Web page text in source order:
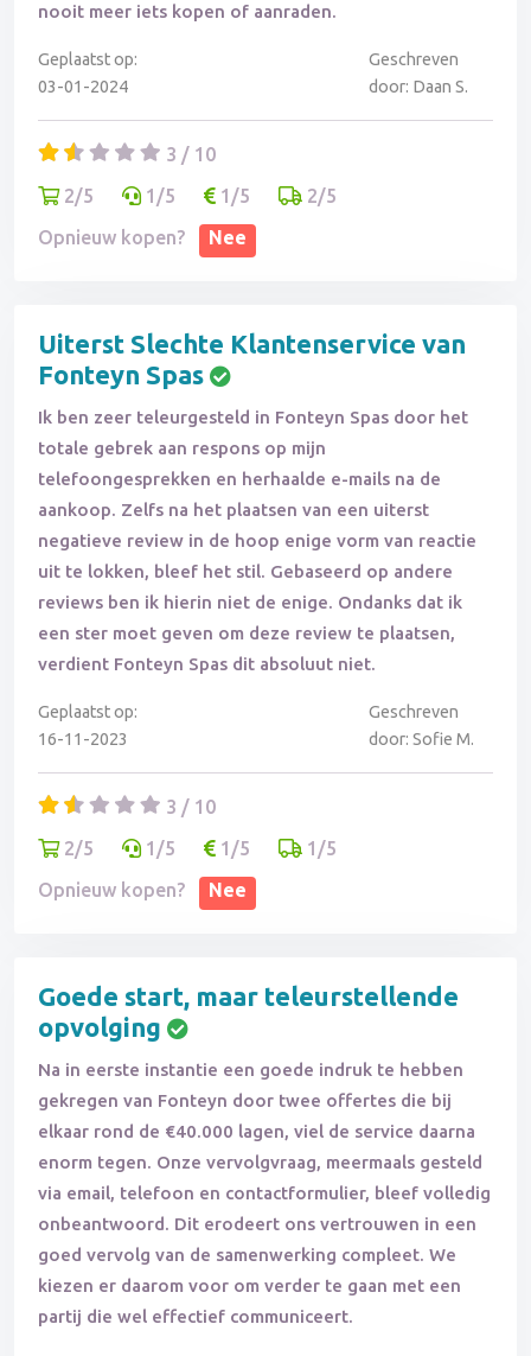
nooit meer iets kopen of aanraden.
Geplaatst op:
03-01-2024
Geschreven
door: Daan S.
3 / 10
2/5
1/5 1/5
2/5
Opnieuw kopen?
Nee
Uiterst Slechte Klantenservice van
Fonteyn Spas
Ik ben zeer teleurgesteld in Fonteyn Spas door het
totale gebrek aan respons op mijn
telefoongesprekken en herhaalde e-mails na de
aankoop. Zelfs na het plaatsen van een uiterst
negatieve review in de hoop enige vorm van reactie
uit te lokken, bleef het stil. Gebaseerd op andere
reviews ben ik hierin niet de enige. Ondanks dat ik
een ster moet geven om deze review te plaatsen,
verdient Fonteyn Spas dit absoluut niet.
Geplaatst op:
16-11-2023
Geschreven
door: Sofie M.
3 / 10
2/5
1/5 1/5
1/5
Opnieuw kopen?
Nee
Goede start, maar teleurstellende
opvolging
Na in eerste instantie een goede indruk te hebben
gekregen van Fonteyn door twee offertes die bij
elkaar rond de €40.000 lagen, viel de service daarna
enorm tegen. Onze vervolgvraag, meermaals gesteld
via email, telefoon en contactformulier, bleef volledig
onbeantwoord. Dit erodeert ons vertrouwen in een
goed vervolg van de samenwerking compleet. We
kiezen er daarom voor om verder te gaan met een
partij die wel effectief communiceert.